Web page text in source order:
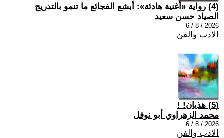
(4) رواية «أغنية هادئة»: أبشع الفجائع ما تنمو بالتدريج
الصياد حسن سعيد
2026 / 8 / 6
الادب والفن
(5) هذيان! !
محمد الزهراوي أبو نوفل
2026 / 8 / 6
الادب والفن